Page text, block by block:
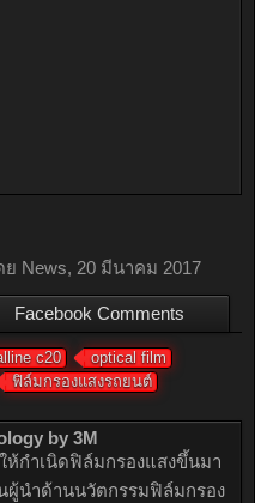
ย News, 20 มีนาคม 2017
Facebook Comments
c20
optical film
ฟิล์มกรองแสงรถยนต์
by 3M
ห้กำเนิดฟิล์มกรองแสงขึ้นมา
ผู้นำด้านนวัตกรรมฟิล์มกรอง